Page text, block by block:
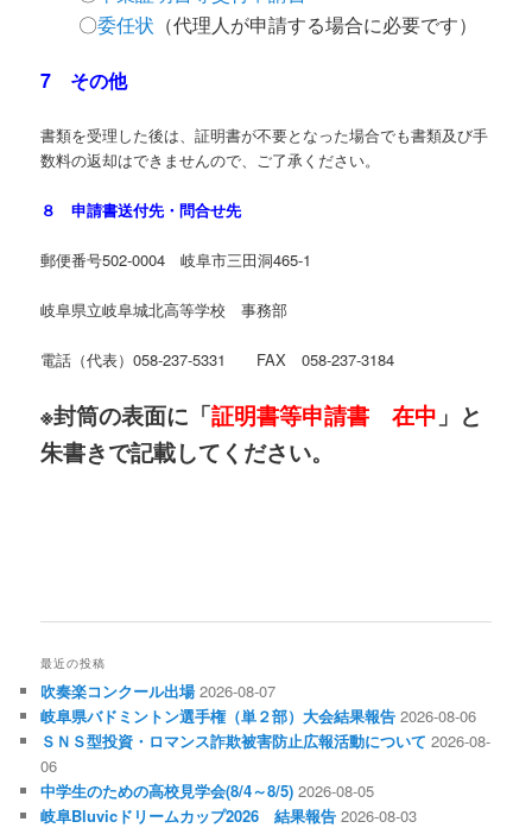
〇委任状 （代理人が申請する場合に必要です）
7 その他
書類を受理した後は、証明書が不要となった場合でも書類及び手
数料の返却はできませんので、ご了承ください。
８ 申請書送付先・問合せ先
郵便番号502-0004 岐阜市三田洞465-1
岐阜県立岐阜城北高等学校 事務部
電話（代表）058-237-5331 FAX 058-237-3184
※封筒の表面に「証明書等申請書 在中 」と
朱書きで記載してください。
最近の投稿
吹奏楽コンクール出場 2026-08-07
岐阜県バドミントン選手権（単２部）大会結果報告 2026-08-06
ＳＮＳ型投資・ロマンス詐欺被害防止広報活動について 2026-08-
06
中学生のための高校見学会(8/4～8/5) 2026-08-05
岐阜Bluvicドリームカップ2026 結果報告 2026-08-03